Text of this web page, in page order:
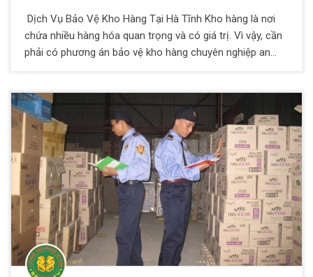
Dịch Vụ Bảo Vệ Kho Hàng Tại Hà Tĩnh Kho hàng là nơi
chứa nhiều hàng hóa quan trọng và có giá trị. Vì vậy, cần
phải có phương án bảo vệ kho hàng chuyên nghiệp an
phòng cháy nổ, bảo vệ an toàn, phòng chống trộm cắp,
kiểm soát niêm phong kho một cách nghiêm ngặt nhất.
Vì sao cần thuê dịch vụ bảo vệ kho hàng chuyên nghiệp?
Kho hàng, nhà kho phải cần được kiểm soát chặt chẽ.
Kho hàng là nơi lưu trữ các tài sản của doanh nghiệp,
công ty. Đây là nơi có nhiều người ra vào nên rất khó kiểm
soát. Các thành phần trộm cắp cũng dễ đột nhập để lấy
cắp tài sản. Nhân viên kho hàng cấu kết với kẻ gian bên
ngoài, lẻn vào trộm hàng hóa để mang đi bán hoặc sử
dụng. Nhân viên sắp xếp hàng hóa không cẩn thận, làm
lộn xộn hàng khó kiểm soát. Dễ thất thoát hàng hóa ra